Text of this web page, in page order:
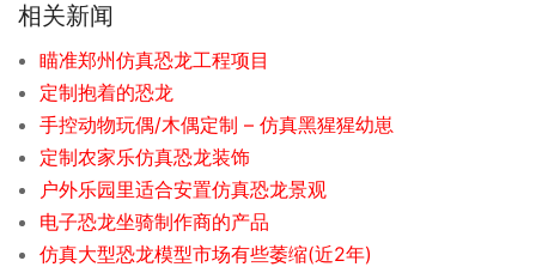
相关新闻
瞄准郑州仿真恐龙工程项目
定制抱着的恐龙
手控动物玩偶/木偶定制 – 仿真黑猩猩幼崽
定制农家乐仿真恐龙装饰
户外乐园里适合安置仿真恐龙景观
电子恐龙坐骑制作商的产品
仿真大型恐龙模型市场有些萎缩(近2年)